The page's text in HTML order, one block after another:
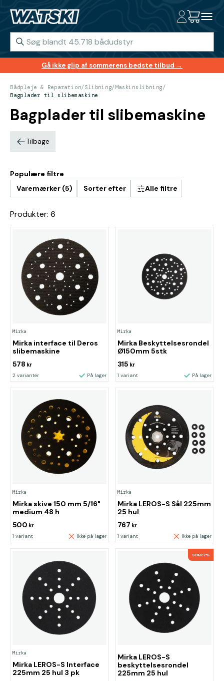
Gå ikke glip af sommerens bedste tilbud →
Bådpleje & Reparation/Slibning/Maskinslibning/
Bagplader til slibemaskine
Bagplader til slibemaskine
Tilbage
Populære filtre
Varemærker (5)
Sorter efter Alle filtre
Produkter: 6
Mirka
Mirka interface til Deros
slibemaskine
578 kr
2 varianter På lager
Mirka
Mirka Beskyttelsesrondel
Ø150mm 5stk
315 kr
1 variant På lager
Mirka
Mirka skive 150 mm 5/16"
medium 48 h
500 kr
1 variant Ikke på lager
Mirka
Mirka LEROS-S Sål 225mm
25 hul
767 kr
1 variant Ikke på lager
Mirka
Mirka LEROS-S Interface
225mm 25 hul 3 pk
SPAR 7%
Mirka LEROS-S
beskyttelsesrondel
225mm 25 hul